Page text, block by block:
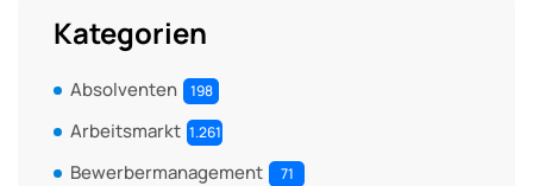
Kategorien
Absolventen 198
Arbeitsmarkt 1.261
Bewerbermanagement 71